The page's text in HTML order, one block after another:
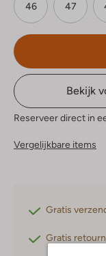
46 47
Bekijk
Reserveer direct in
Vergelijkbare items
Gratis
Gratis